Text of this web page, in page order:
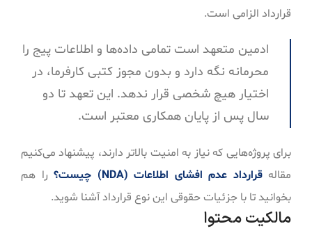
قرارداد الزامی است.
ادمین متعهد است تمامی داده‌ها و اطلاعات پیج را
محرمانه نگه دارد و بدون مجوز کتبی کارفرما، در
اختیار هیچ شخصی قرار ندهد. این تعهد تا دو
سال پس از پایان همکاری معتبر است.
برای پروژه‌هایی که نیاز به امنیت بالاتر دارند، پیشنهاد می‌کنیم
مقالهقرارداد عدم افشای اطلاعات (NDA) چیست؟
را هم
بخوانید تا با جزئیات حقوقی این نوع قرارداد آشنا شوید.
مالکیت محتوا